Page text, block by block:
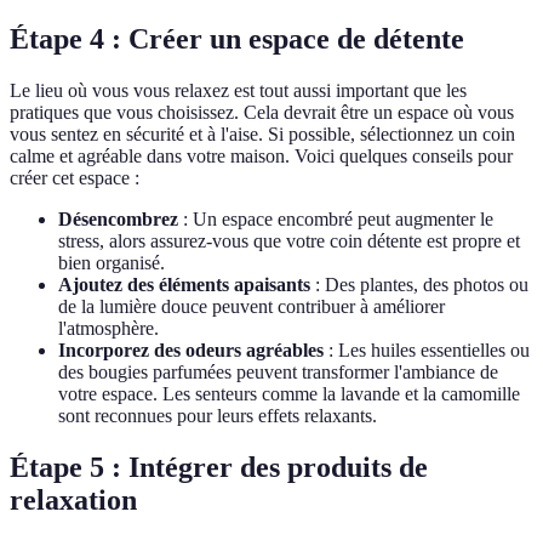
Étape 4 : Créer un espace de détente
Le lieu où vous vous relaxez est tout aussi important que les
pratiques que vous choisissez. Cela devrait être un espace où vous
vous sentez en sécurité et à l'aise. Si possible, sélectionnez un coin
calme et agréable dans votre maison. Voici quelques conseils pour
créer cet espace :
Désencombrez : Un espace encombré peut augmenter le
stress, alors assurez-vous que votre coin détente est propre et
bien organisé.
Ajoutez des éléments apaisants : Des plantes, des photos ou
de la lumière douce peuvent contribuer à améliorer
l'atmosphère.
Incorporez des odeurs agréables : Les huiles essentielles ou
des bougies parfumées peuvent transformer l'ambiance de
votre espace. Les senteurs comme la lavande et la camomille
sont reconnues pour leurs effets relaxants.
Étape 5 : Intégrer des produits de
relaxation